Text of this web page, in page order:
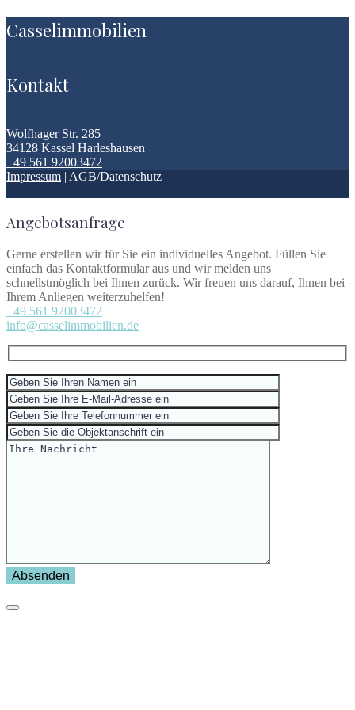
Casselimmobilien
Kontakt
Wolfhager Str. 285
34128 Kassel Harleshausen
+49 561 92003472
Impressum | AGB/Datenschutz
Angebotsanfrage
Gerne erstellen wir für Sie ein individuelles Angebot. Füllen Sie
einfach das Kontaktformular aus und wir melden uns
schnellstmöglich bei Ihnen zurück. Wir freuen uns darauf, Ihnen bei
Ihrem Anliegen weiterzuhelfen!
+49 561 92003472
info@casselimmobilien.de